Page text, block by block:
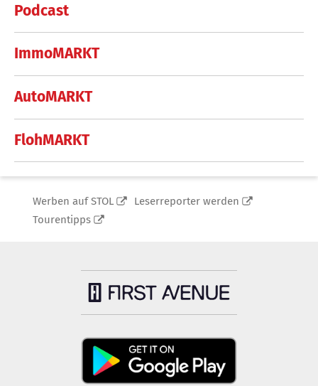
Podcast
ImmoMARKT
AutoMARKT
FlohMARKT
Werben auf STOL
Leserreporter werden
Tourentipps